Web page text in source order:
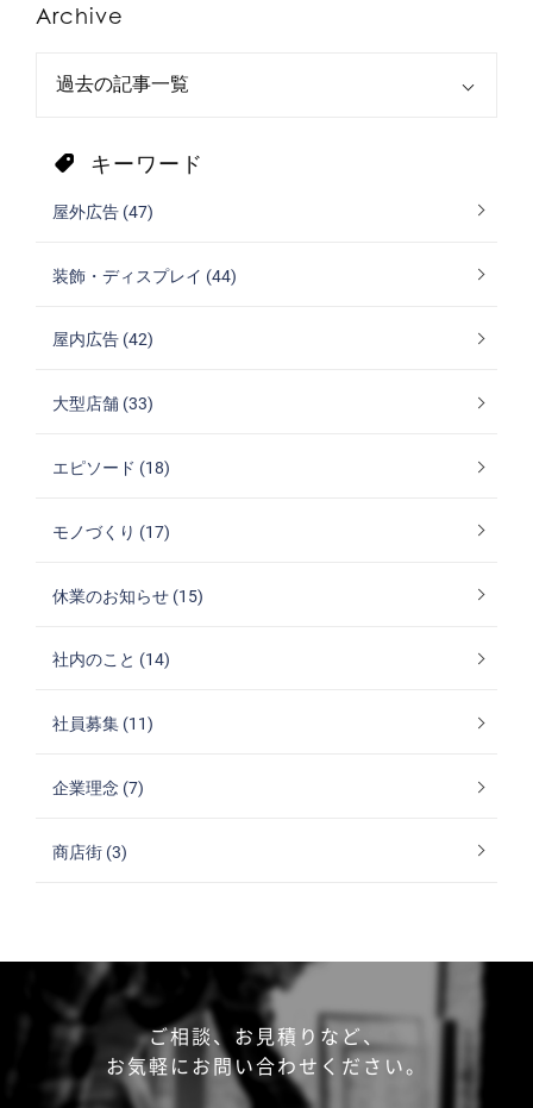
Archive
キーワード
屋外広告 (47)
装飾・ディスプレイ (44)
屋内広告 (42)
大型店舗 (33)
エピソード (18)
モノづくり (17)
休業のお知らせ (15)
社内のこと (14)
社員募集 (11)
企業理念 (7)
商店街 (3)
ご相談、お見積りなど、
お気軽にお問い合わせください。